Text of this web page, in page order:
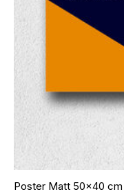
Poster Matt 50x40 cm